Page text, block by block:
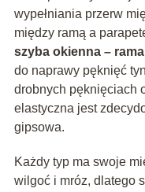
wypełniania przerw
między ramą a
szyba okienna – rama
do naprawy pęknięć
drobnych pęknięciach
elastyczna jest
gipsowa.
Każdy typ ma swoje
wilgoć i mróz, dlatego